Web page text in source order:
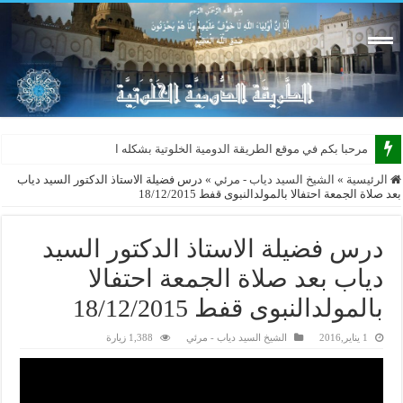
مرحبا بكم في موقع الطريقة الدومية الخلوتية بشكله الجديد 2
الرئيسية » الشيخ السيد دياب - مرئي » درس فضيلة الاستاذ الدكتور السيد دياب
بعد صلاة الجمعة احتفالا بالمولدالنبوى قفط 18/12/2015
درس فضيلة الاستاذ الدكتور السيد
دياب بعد صلاة الجمعة احتفالا
بالمولدالنبوى قفط 18/12/2015
1 يناير,2016 الشيخ السيد دياب - مرئي 1,388 زيارة